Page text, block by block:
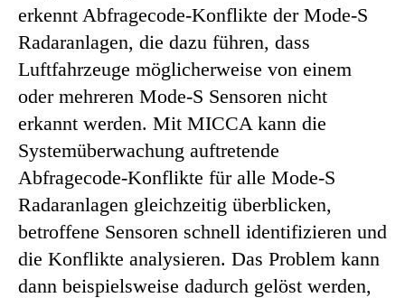
erkennt Abfragecode-Konflikte der Mode-S
Radaranlagen, die dazu führen, dass
Luftfahrzeuge möglicherweise von einem
oder mehreren Mode-S Sensoren nicht
erkannt werden. Mit MICCA kann die
Systemüberwachung auftretende
Abfragecode-Konflikte für alle Mode-S
Radaranlagen gleichzeitig überblicken,
betroffene Sensoren schnell identifizieren und
die Konflikte analysieren. Das Problem kann
dann beispielsweise dadurch gelöst werden,